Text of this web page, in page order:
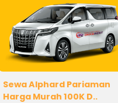
Sewa Alphard Pariaman
Harga Murah 100K D..